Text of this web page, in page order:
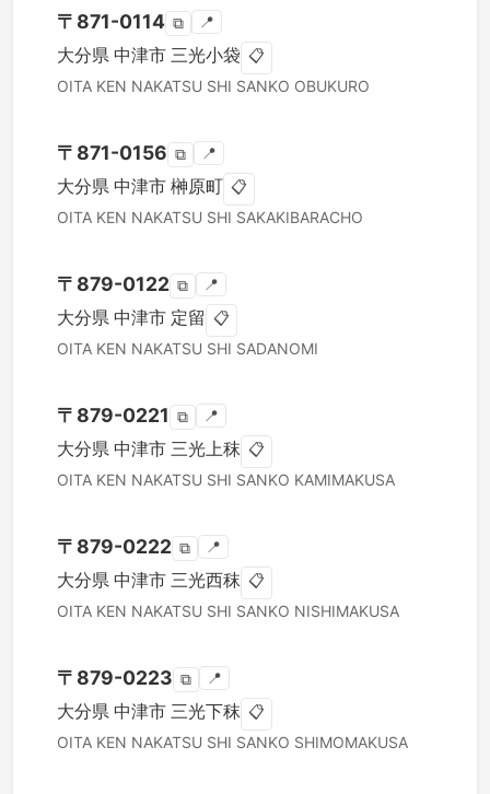
〒 871-0114 ⧉ 📍
大分県 中津市 三光小袋 📋
OITA KEN NAKATSU SHI SANKO OBUKURO
〒 871-0156 ⧉ 📍
大分県 中津市 榊原町 📋
OITA KEN NAKATSU SHI SAKAKIBARACHO
〒 879-0122 ⧉ 📍
大分県 中津市 定留 📋
OITA KEN NAKATSU SHI SADANOMI
〒 879-0221 ⧉ 📍
大分県 中津市 三光上秣 📋
OITA KEN NAKATSU SHI SANKO KAMIMAKUSA
〒 879-0222 ⧉ 📍
大分県 中津市 三光西秣 📋
OITA KEN NAKATSU SHI SANKO NISHIMAKUSA
〒 879-0223 ⧉ 📍
大分県 中津市 三光下秣 📋
OITA KEN NAKATSU SHI SANKO SHIMOMAKUSA